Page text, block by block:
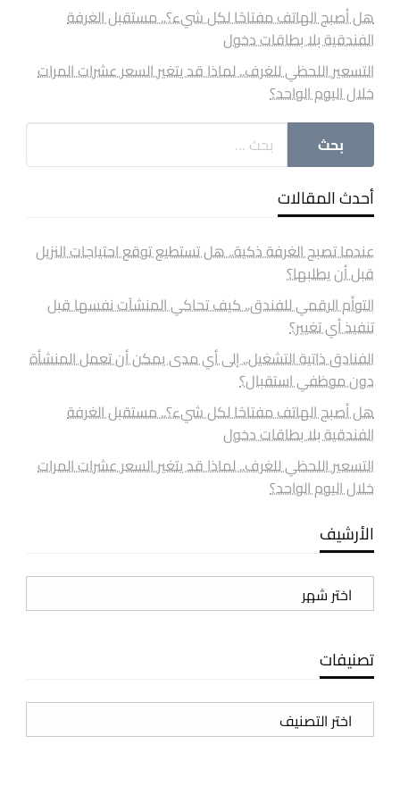
هل أصبح الهاتف مفتاحًا لكل شيء؟.. مستقبل الغرفة
الفندقية بلا بطاقات دخول
التسعير اللحظي للغرف.. لماذا قد يتغير السعر عشرات المرات
خلال اليوم الواحد؟
أحدث المقالات
عندما تصبح الغرفة ذكية.. هل تستطيع توقع احتياجات النزيل
قبل أن يطلبها؟
التوأم الرقمي للفندق.. كيف تحاكي المنشآت نفسها قبل
تنفيذ أي تغيير؟
الفنادق ذاتية التشغيل.. إلى أي مدى يمكن أن تعمل المنشأة
دون موظفي استقبال؟
هل أصبح الهاتف مفتاحًا لكل شيء؟.. مستقبل الغرفة
الفندقية بلا بطاقات دخول
التسعير اللحظي للغرف.. لماذا قد يتغير السعر عشرات المرات
خلال اليوم الواحد؟
الأرشيف
الأرشيف
تصنيفات
تصنيفات